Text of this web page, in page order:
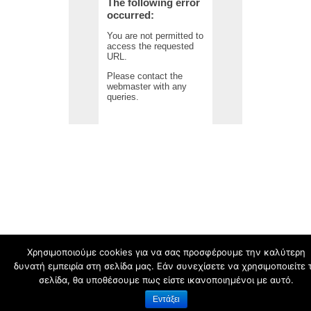
schoolpress.sch.gr
Όροι Χρήσης schoolpress.sch.gr|Δήλωση προσβασιμότητας
Χρησιμοποιούμε cookies για να σας προσφέρουμε την καλύτερη
δυνατή εμπειρία στη σελίδα μας. Εάν συνεχίσετε να χρησιμοποιείτε
σελίδα, θα υποθέσουμε πως είστε ικανοποιημένοι με αυτό.
Εντάξει